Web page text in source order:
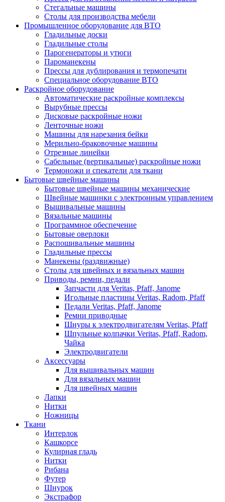
Стегальные машины
Столы для производства мебели
Промышленное оборудование для ВТО
Гладильные доски
Гладильные столы
Парогенераторы и утюги
Пароманекены
Прессы для дублирования и термопечати
Специальное оборудование ВТО
Раскройное оборудование
Автоматические раскройные комплексы
Вырубные прессы
Дисковые раскройные ножи
Ленточные ножи
Машины для нарезания бейки
Мерильно-браковочные машины
Отрезные линейки
Сабельные (вертикальные) раскройные ножи
Термоножи и спекатели для ткани
Бытовые швейные машины
Бытовые швейные машины механические
Швейные машинки с электронным управлением
Вышивальные машины
Вязальные машины
Программное обеспечение
Бытовые оверлоки
Распошивальные машины
Гладильные прессы
Манекены (раздвижные)
Столы для швейных и вязальных машин
Приводы, ремни, педали
Запчасти для Veritas, Pfaff, Janome
Игольные пластины Veritas, Radom, Pfaff
Педали Veritas, Pfaff, Janome
Ремни приводные
Шнуры к электродвигателям Veritas, Pfaff
Шпульные колпачки Veritas, Pfaff, Radom,
Чайка
Электродвигатели
Аксессуары
Для вышивальных машин
Для вязальных машин
Для швейных машин
Лапки
Нитки
Ножницы
Ткани
Интерлок
Кашкорсе
Кулирная гладь
Нитки
Рибана
Футер
Шнурок
Экстрафор